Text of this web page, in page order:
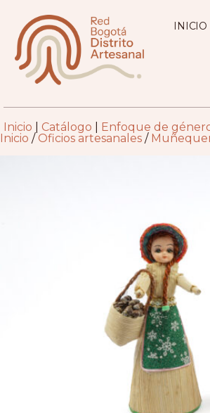
INICIO
Inicio Catálogo Enfoque de
Inicio / Oficios artesanales /